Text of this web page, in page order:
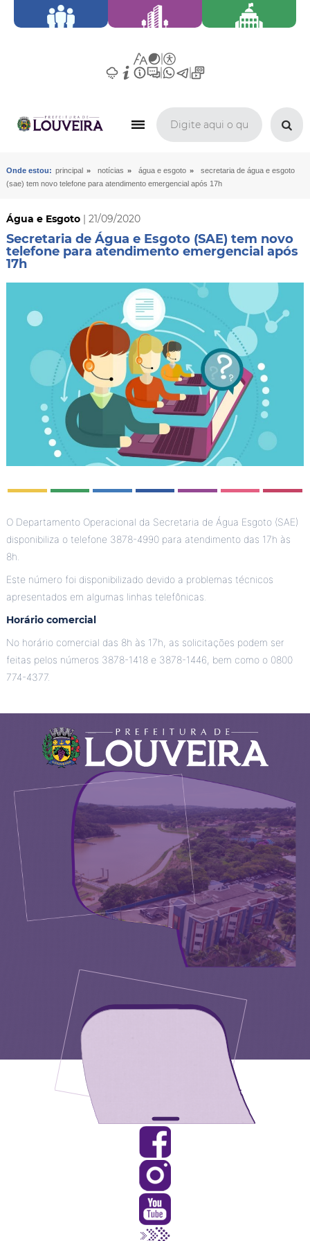
Onde estou: principal » notícias » água e esgoto »
secretaria de água e esgoto
(sae) tem novo telefone para atendimento emergencial após 17h
Água e Esgoto| 21/09/2020
Secretaria de Água e Esgoto (SAE) tem novo
telefone para atendimento emergencial após
17h
O Departamento Operacional da Secretaria de Água Esgoto (SAE)
disponibiliza o telefone 3878-4990 para atendimento das 17h às
8h.
Este número foi disponibilizado devido a problemas técnicos
apresentados em algumas linhas telefônicas.
Horário comercial
No horário comercial das 8h às 17h, as solicitações podem ser
feitas pelos números 3878-1418 e 3878-1446, bem como o 0800
774-4377.